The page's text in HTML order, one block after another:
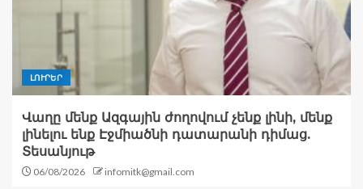
ԼՈՒՐԵՐ
Վաղը մենք Ազգային ժողովում չենք լինի, մենք
լինելու ենք Էջմիածնի դատարանի դիմաց.
Տեսանյութ
06/08/2026 infomitk@gmail.com